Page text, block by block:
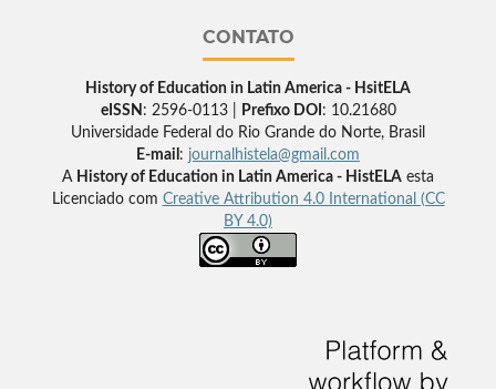
CONTATO
History of Education in Latin America - HsitELA
eISSN : 2596-0113 | Prefixo DOI : 10.21680
Universidade Federal do Rio Grande do Norte, Brasil
E-mail : journalhistela@gmail.com
A History of Education in Latin America - HistELA esta
Licenciado com Creative Attribution 4.0 International (CC
BY 4.0)